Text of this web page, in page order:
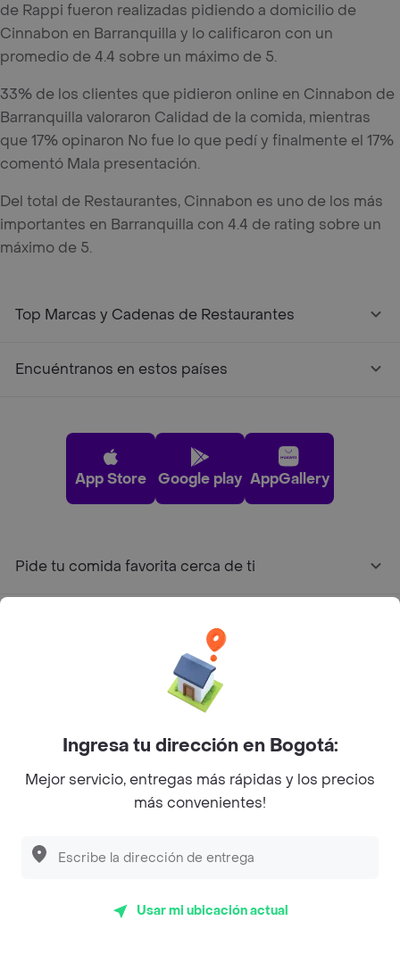
de Rappi fueron realizadas pidiendo a domicilio de
Cinnabon en Barranquilla y lo calificaron con un
promedio de 4.4 sobre un máximo de 5.
33% de los clientes que pidieron online en Cinnabon de
Barranquilla valoraron Calidad de la comida, mientras
que 17% opinaron No fue lo que pedí y finalmente el 17%
comentó Mala presentación.
Del total de Restaurantes, Cinnabon es uno de los más
importantes en Barranquilla con 4.4 de rating sobre un
máximo de 5.
Top Marcas y Cadenas de Restaurantes
Encuéntranos en estos países
App Store Google play AppGallery
Pide tu comida favorita cerca de ti
Facebook
Twitter
Instagram
Rappi S.A.S. --- NIT 900.843.898-9 --- Calle 63 # 16A-02
Ingresa tu dirección en Bogotá:
Mejor servicio, entregas más rápidas y los precios
más convenientes!
Usar mi ubicación actual